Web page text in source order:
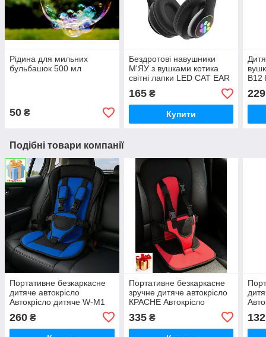
Рідина для мильних
бульбашок 500 мл
50 ₴
Бездротові навушники
М'ЯУ з вушками котика
світні лапки LED CAT EAR
VZV-23M
165₴
Купити
B12
229
Подібні товари компанії
Портативне безкаркасне
дитяче автокрісло
Автокрісло дитяче W-M1
260 ₴
Портативне безкаркасне
зручне дитяче автокрісло
КРАСНЕ Автокрісло
дитяче W-M1 безкаркасне
Black Red
335₴ 132